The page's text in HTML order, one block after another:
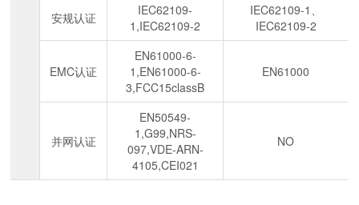
安规认证
IEC62109-
1,IEC62109-2
IEC62109-1、
IEC62109-2
EMC认证
EN61000-6-
1,EN61000-6-
3,FCC15classB
EN61000
并网认证
EN50549-
1,G99,NRS-
097,VDE-ARN-
4105,CEI021
NO